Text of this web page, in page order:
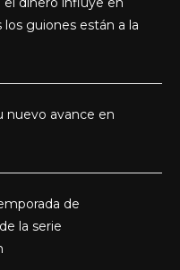
guiones están a la
nuevo avance en
de
la serie